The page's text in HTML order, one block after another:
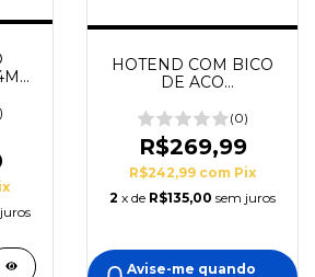
HOTEND COM BICO
DE ACO
- SERIE A1(0)
R$269,99
R$242,99 com Pix
2 x de R$135,00 sem juros
Avise-me quando